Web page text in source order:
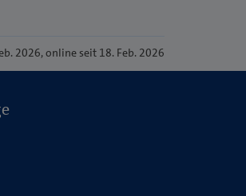
2026, online seit 18. Feb. 2026